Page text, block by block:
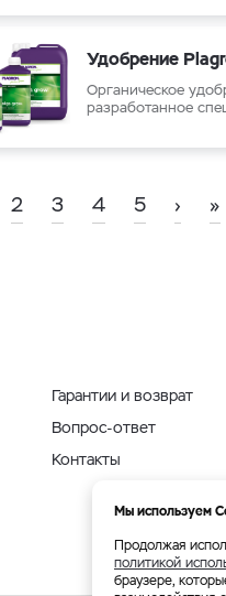
Удобрение
Органическое
разработанное
2 3 4 5 › »
Гарантии и возврат
Вопрос-ответ
Контакты
Мы используем
Продолжая
политикой
браузере,